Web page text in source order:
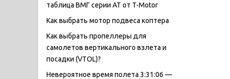
таблица ВМГ серии AT от T-Motor
Как выбрать мотор подвеса коптера
Как выбрать пропеллеры для
самолетов вертикального взлета и
посадки (VTOL)?
Невероятное время полета 3:31:06 —